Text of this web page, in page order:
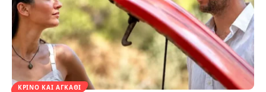
ΚΡΊΝΟ ΚΑΙ ΑΓΚΆΘΙ